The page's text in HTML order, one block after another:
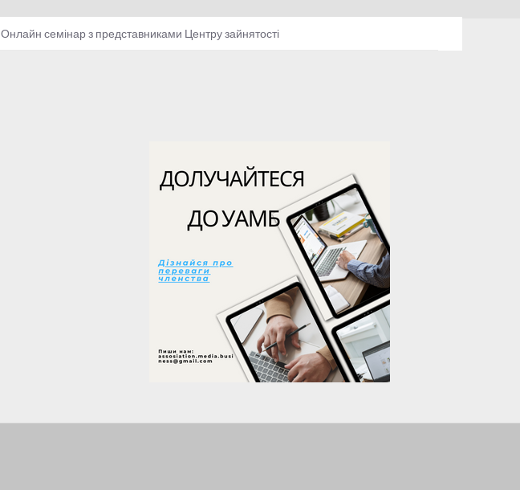
Онлайн семінар з представниками Центру зайнятості